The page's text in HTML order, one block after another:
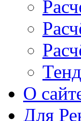
О
Для